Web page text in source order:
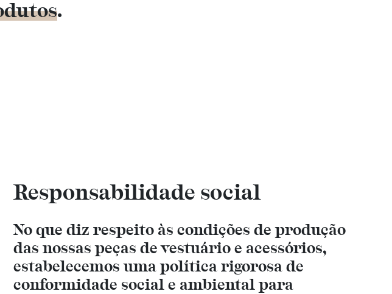
.
Responsabilidade social
No que diz respeito às condições de produção
das nossas peças de vestuário e acessórios,
estabelecemos uma política rigorosa de
conformidade social e ambiental para